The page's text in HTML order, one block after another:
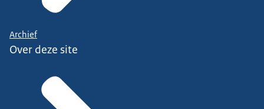
Archief
Over deze site